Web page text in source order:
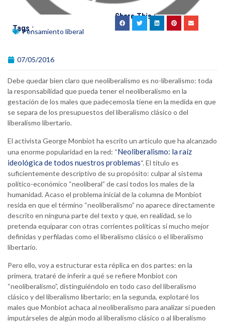
Tags :Pensamiento liberal
Share This :
07/05/2016
Debe quedar bien claro que neoliberalismo es no-liberalismo: toda
la responsabilidad que pueda tener el neoliberalismo en la
gestación de los males que padecemosla tiene en la medida en que
se separa de los presupuestos del liberalismo clásico o del
liberalismo libertario.
El activista George Monbiot ha escrito un artículo que ha alcanzado
una enorme popularidad en la red: “Neoliberalismo: la raíz
ideológica de todos nuestros problemas“. El título es
suficientemente descriptivo de su propósito: culpar al sistema
político-económico “neoliberal” de casi todos los males de la
humanidad. Acaso el problema inicial de la columna de Monbiot
resida en que el término “neoliberalismo” no aparece directamente
descrito en ninguna parte del texto y que, en realidad, se lo
pretenda equiparar con otras corrientes políticas sí mucho mejor
definidas y perfiladas como el liberalismo clásico o el liberalismo
libertario.
Pero ello, voy a estructurar esta réplica en dos partes: en la
primera, trataré de inferir a qué se refiere Monbiot con
“neoliberalismo”, distinguiéndolo en todo caso del liberalismo
clásico y del liberalismo libertario; en la segunda, explotaré los
males que Monbiot achaca al neoliberalismo para analizar si pueden
imputárseles de algún modo al liberalismo clásico o al liberalismo